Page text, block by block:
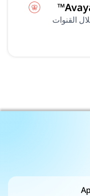
القنوات